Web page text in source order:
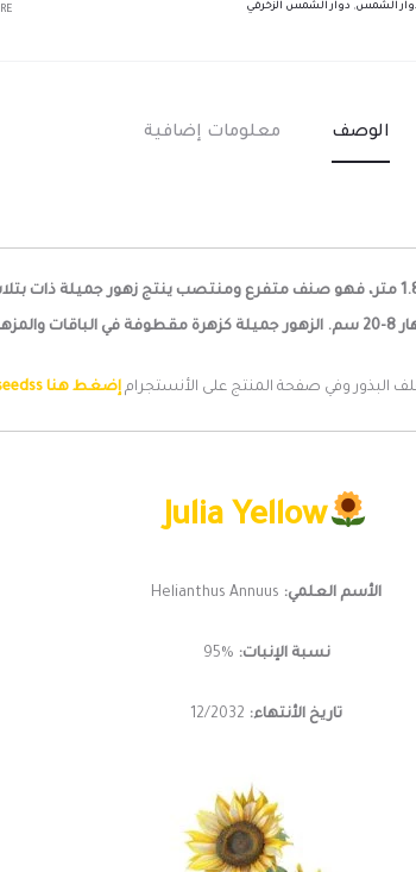
الشمس, دوار الشمس الزخرفي
الوصف معلومات إضافية
صنف جميل خلاب بزهور أنيقة للغاية. أنه صنف زخرفي جميل يبلغ أرتفاعه 1.2-1.8 متر، فهو
البذور وفي صفحة المنتج على الأنستجرام إضغط هنا mysticgardenseedss
Julia Yellow
الأسم العلمي:
نسبة الإنبات: %95
تاريخ الأنتهاء: